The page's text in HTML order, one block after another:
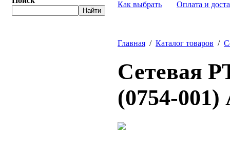
Как выбрать Оплата и
Главная / Каталог товаров /
Сетевая
(0754-